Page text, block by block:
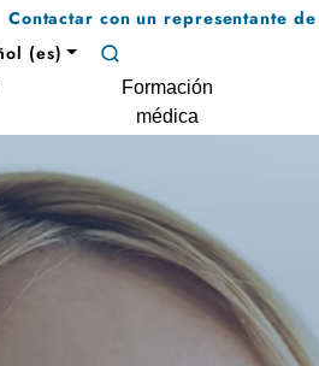
Formación
médica
Contactar con un representante de
(es)